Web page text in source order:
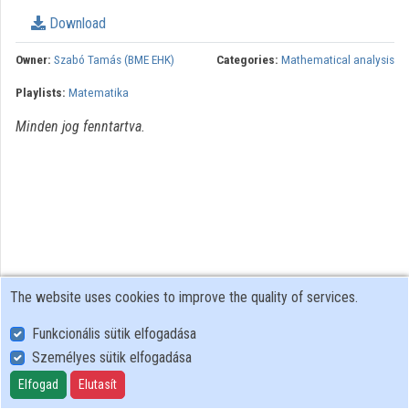
Organization playlists
Organizations
Contributors
Download
Owner: Szabó Tamás (BME EHK) Categories: Mathematical analysis
Playlists: Matematika
Minden jog fenntartva.
User Policy
Adatkezelési tájékoztató (en)
Cookie Policy
The website uses cookies to improve the quality of services.
Funkcionális sütik elfogadása
Személyes sütik elfogadása
Elfogad Elutasít